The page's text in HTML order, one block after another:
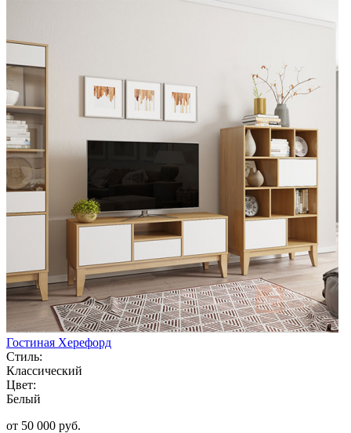
Гостиная Херефорд
Стиль:
Классический
Цвет:
Белый
от 50 000 руб.